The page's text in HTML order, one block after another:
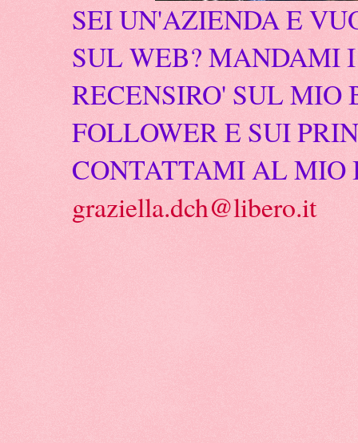
SEI UN'AZIENDA E
SUL WEB? MANDAMI
RECENSIRO' SUL
FOLLOWER E SUI
CONTATTAMI AL
graziella.dch@libero.it